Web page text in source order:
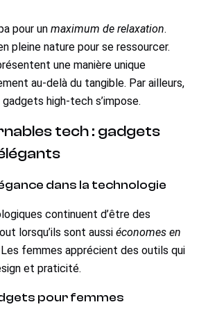
pour un maximum de relaxation.
pleine nature pour se ressourcer.
une manière unique
au-delà du tangible. Par ailleurs,
high-tech s’impose.
tech : gadgets
dans la technologie
continuent d’être des
lorsqu’ils sont aussi économes en
Les femmes apprécient des outils qui
et praticité.
pour femmes